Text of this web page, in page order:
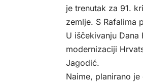
je trenutak za 91.
zemlje. S Rafalima
U iščekivanju
modernizaciji
Jagodić.
Naime, planirano